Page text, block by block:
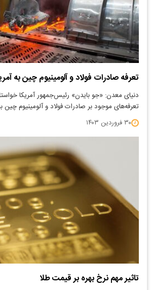
تعرفه صادرات فولاد و آلومینیوم چین به
دنیای معدن: «جو بایدن» رئیس‌جمهور آمریکا
تعرفه‌های موجود بر صادرات فولاد و آلومینیوم چین
۳۰ فروردین ۱۴۰۳
تاثیر مهم نرخ بهره بر قیمت طلا